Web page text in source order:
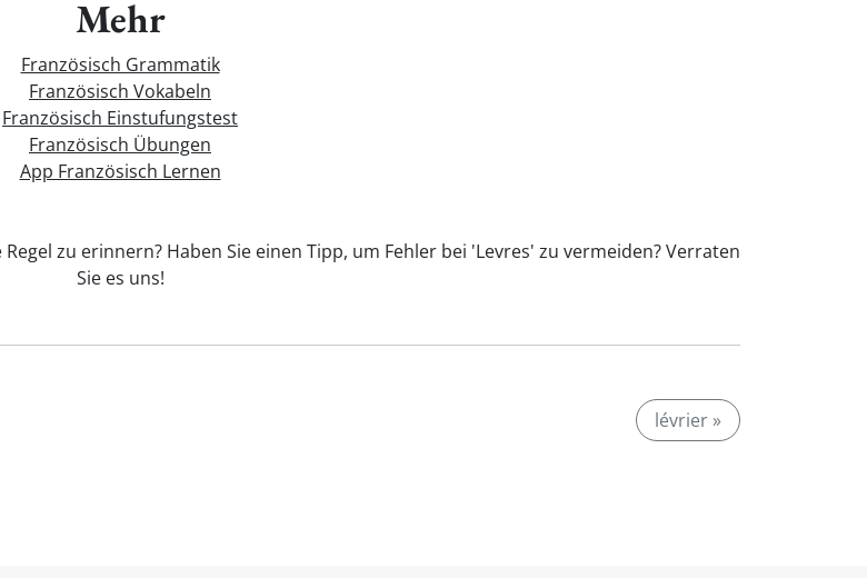
Mehr
Französisch Grammatik
Französisch Vokabeln
Französisch Einstufungstest
Französisch Übungen
App Französisch Lernen
zu erinnern? Haben Sie einen Tipp, um Fehler bei 'Levres' zu vermeiden? Verraten
Sie es uns!
lévrier »